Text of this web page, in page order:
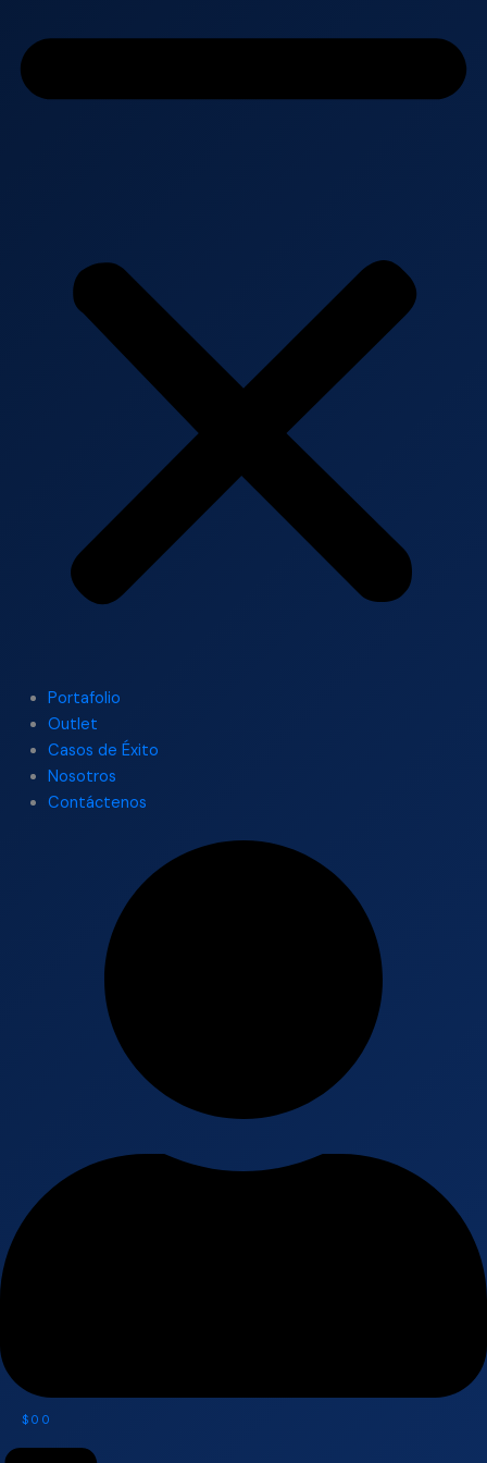
Portafolio
Outlet
Casos de Éxito
Nosotros
Contáctenos
$ 0 0